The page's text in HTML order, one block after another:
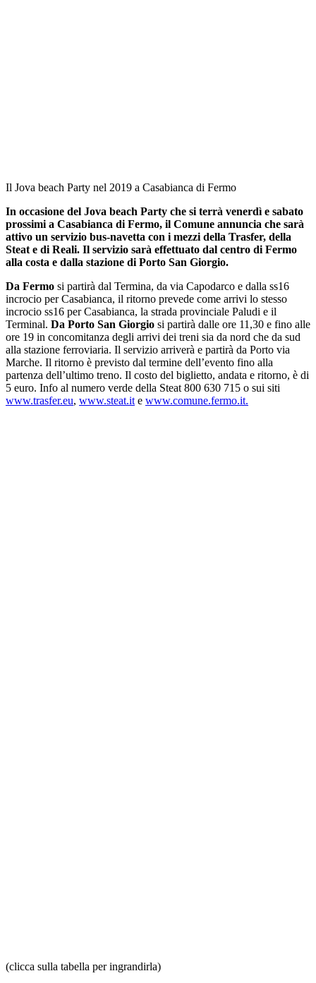
Il Jova beach Party nel 2019 a Casabianca di Fermo
In occasione del Jova beach Party che si terrà venerdì e sabato
prossimi a Casabianca di Fermo, il Comune annuncia che sarà
attivo un servizio bus-navetta con i mezzi della Trasfer, della
Steat e di Reali. Il servizio sarà effettuato dal centro di Fermo
alla costa e dalla stazione di Porto San Giorgio.
Da Fermo si partirà dal Termina, da via Capodarco e dalla ss16
incrocio per Casabianca, il ritorno prevede come arrivi lo stesso
incrocio ss16 per Casabianca, la strada provinciale Paludi e il
Terminal. Da Porto San Giorgio si partirà dalle ore 11,30 e fino alle
ore 19 in concomitanza degli arrivi dei treni sia da nord che da sud
alla stazione ferroviaria. Il servizio arriverà e partirà da Porto via
Marche. Il ritorno è previsto dal termine dell’evento fino alla
partenza dell’ultimo treno. Il costo del biglietto, andata e ritorno, è di
5 euro. Info al numero verde della Steat 800 630 715 o sui siti
www.trasfer.eu, www.steat.it e www.comune.fermo.it.
(clicca sulla tabella per ingrandirla)